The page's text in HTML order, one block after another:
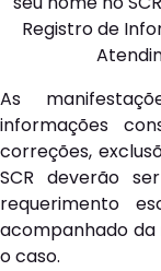
Registro de
As
informações
correções,
SCR deverão
requerimento
acompanhado da
o caso.